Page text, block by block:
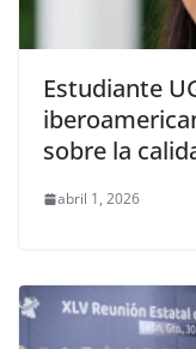
Estudiante
sobre la
abril 1, 2026